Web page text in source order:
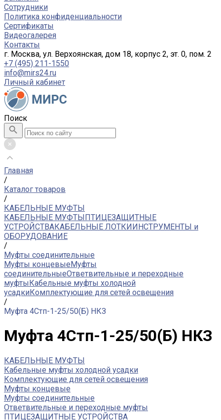
Сотрудники
Политика конфиденциальности
Сертификаты
Видеогалерея
Контакты
г. Москва, ул. Верхоянская, дом 18, корпус 2, эт. 0, пом. 2
+7 (495) 211-1550
info@mirs24.ru
Личный кабинет
Поиск
Главная
/
Каталог товаров
/
КАБЕЛЬНЫЕ МУФТЫ
КАБЕЛЬНЫЕ МУФТЫПТИЦЕЗАЩИТНЫЕ
УСТРОЙСТВАКАБЕЛЬНЫЕ ЛОТКИИНСТРУМЕНТЫ и
ОБОРУДОВАНИЕ
/
Муфты соединительные
Муфты концевыеМуфты
соединительныеОтветвительные и переходные
муфтыКабельные муфты холодной
усадкиКомплектующие для сетей освещения
/
Муфта 4Стп-1-25/50(Б) НКЗ
Муфта 4Стп-1-25/50(Б) НКЗ
КАБЕЛЬНЫЕ МУФТЫ
Кабельные муфты холодной усадки
Комплектующие для сетей освещения
Муфты концевые
Муфты соединительные
Ответвительные и переходные муфты
ПТИЦЕЗАЩИТНЫЕ УСТРОЙСТВА